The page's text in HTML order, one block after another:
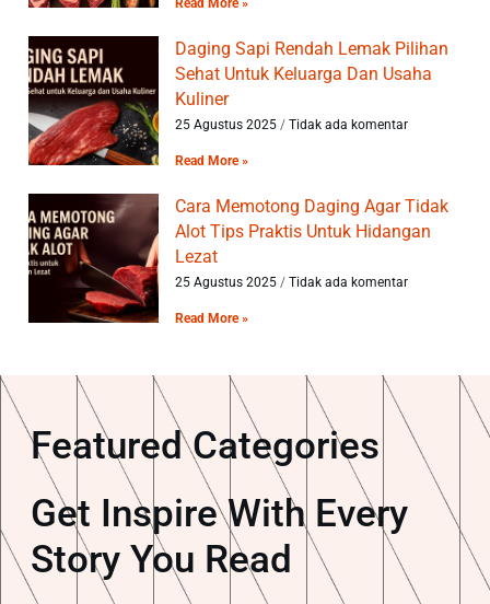
Daging Sapi Rendah Lemak Pilihan
Sehat Untuk Keluarga Dan Usaha
Kuliner
25 Agustus 2025 Tidak ada komentar
Read More »
Cara Memotong Daging Agar Tidak
Alot Tips Praktis Untuk Hidangan
Lezat
25 Agustus 2025 Tidak ada komentar
Read More »
Featured Categories
Get Inspire With Every
Story You Read